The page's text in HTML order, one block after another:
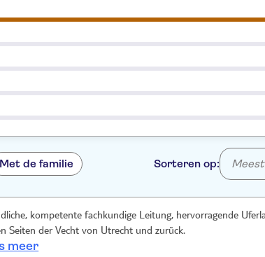
Met de familie Sorteren op:
kompetente fachkundige Leitung, hervorragende
Seiten der Vecht von Utrecht und zurück.
meer